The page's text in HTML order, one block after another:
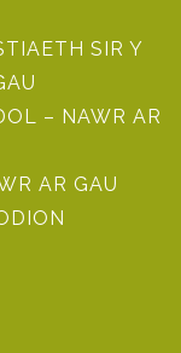
SIR Y
– NAWR AR
AR GAU